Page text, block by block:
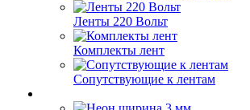
Ленты 220 Вольт
Комплекты лент
Сопутствующие к лентам